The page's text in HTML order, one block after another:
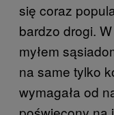
się coraz
bardzo drogi.
myłem
na same tylko
wymagała od